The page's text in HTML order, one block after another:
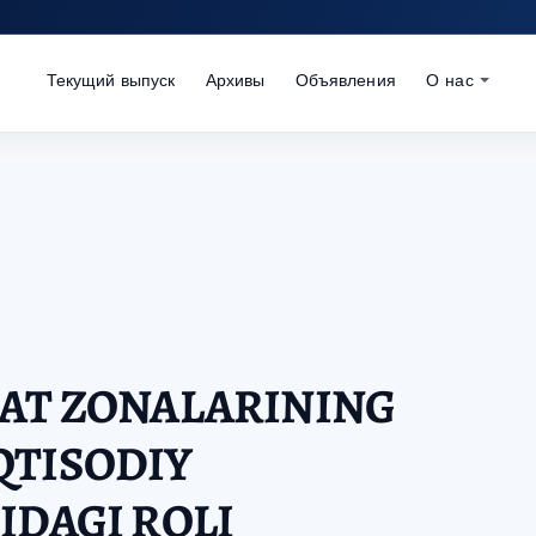
Текущий выпуск Архивы Объявления О нас
ZONALARINING
ROLI